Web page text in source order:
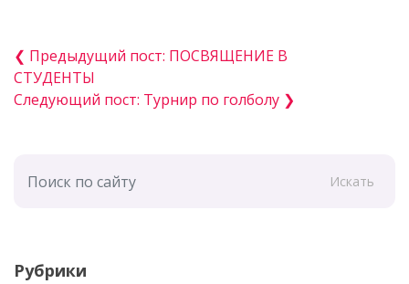
❮ Предыдущий пост: ПОСВЯЩЕНИЕ В
СТУДЕНТЫ
Следующий пост: Турнир по голболу ❯
Искать
Рубрики